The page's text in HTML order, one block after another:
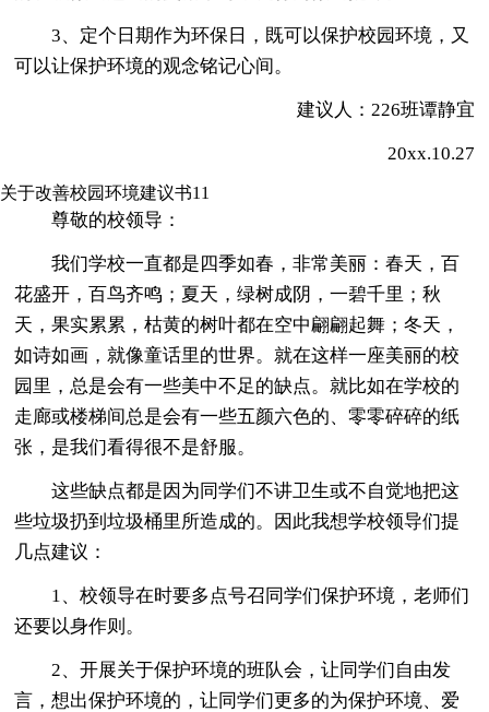
3、定个日期作为环保日，既可以保护校园环境，又
可以让保护环境的观念铭记心间。
建议人：226班谭静宜
20xx.10.27
关于改善校园环境建议书11
尊敬的校领导：
我们学校一直都是四季如春，非常美丽：春天，百
花盛开，百鸟齐鸣；夏天，绿树成阴，一碧千里；秋
天，果实累累，枯黄的树叶都在空中翩翩起舞；冬天，
如诗如画，就像童话里的世界。就在这样一座美丽的校
园里，总是会有一些美中不足的缺点。就比如在学校的
走廊或楼梯间总是会有一些五颜六色的、零零碎碎的纸
张，是我们看得很不是舒服。
这些缺点都是因为同学们不讲卫生或不自觉地把这
些垃圾扔到垃圾桶里所造成的。因此我想学校领导们提
几点建议：
1、校领导在时要多点号召同学们保护环境，老师们
还要以身作则。
2、开展关于保护环境的班队会，让同学们自由发
言，想出保护环境的，让同学们更多的为保护环境、爱